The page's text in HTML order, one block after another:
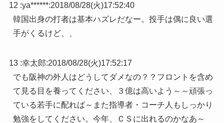
12 :ya******:2018/08/28(火)17:52:40
韓国出身の打者は基本ハズレだなー。投手は偶に良い選
手がくるけど、、
13 :幸太郎:2018/08/28(火)17:52:17
でも阪神の外人はどうしてダメなの？？フロントを含め
て見る目を養ってください、３億は高いよう～～頑張っ
ている若手に配れば～また指導者・コーチ人もしっかり
勉強をしてください。今年、ＣＳに出れるのかなあ～